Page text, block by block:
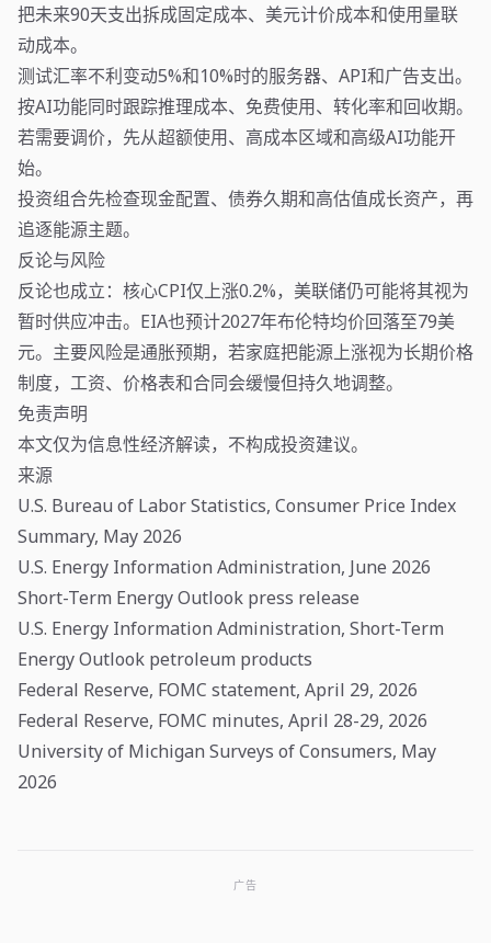
把未来90天支出拆成固定成本、美元计价成本和使用量联
动成本。
测试汇率不利变动5%和10%时的服务器、API和广告支出。
按AI功能同时跟踪推理成本、免费使用、转化率和回收期。
若需要调价，先从超额使用、高成本区域和高级AI功能开
始。
投资组合先检查现金配置、债券久期和高估值成长资产，再
追逐能源主题。
反论与风险
反论也成立：核心CPI仅上涨0.2%，美联储仍可能将其视为
暂时供应冲击。EIA也预计2027年布伦特均价回落至79美
元。主要风险是通胀预期，若家庭把能源上涨视为长期价格
制度，工资、价格表和合同会缓慢但持久地调整。
免责声明
本文仅为信息性经济解读，不构成投资建议。
来源
U.S. Bureau of Labor Statistics, Consumer Price Index
Summary, May 2026
U.S. Energy Information Administration, June 2026
Short-Term Energy Outlook press release
U.S. Energy Information Administration, Short-Term
Energy Outlook petroleum products
Federal Reserve, FOMC statement, April 29, 2026
Federal Reserve, FOMC minutes, April 28-29, 2026
University of Michigan Surveys of Consumers, May
2026
广告